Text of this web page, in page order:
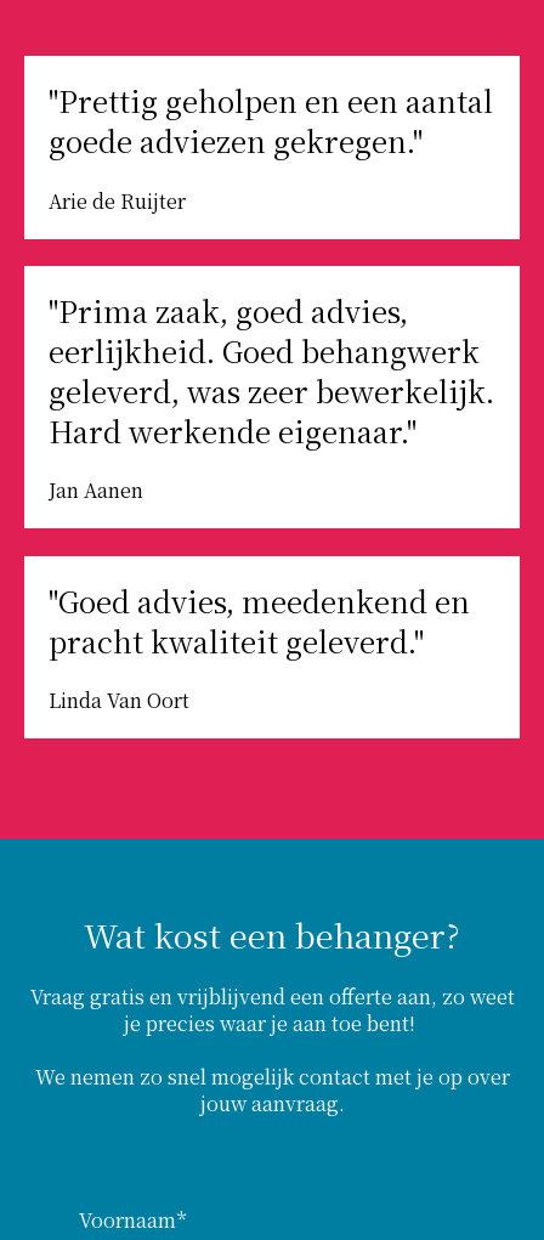
"Prettig geholpen en een aantal
goede adviezen gekregen."
Arie de Ruijter
"Prima zaak, goed advies,
eerlijkheid. Goed behangwerk
geleverd, was zeer bewerkelijk.
Hard werkende eigenaar."
Jan Aanen
"Goed advies, meedenkend en
pracht kwaliteit geleverd."
Linda Van Oort
Wat kost een behanger?
Vraag gratis en vrijblijvend een offerte aan, zo weet
je precies waar je aan toe bent!
We nemen zo snel mogelijk contact met je op over
jouw aanvraag.
Voornaam*